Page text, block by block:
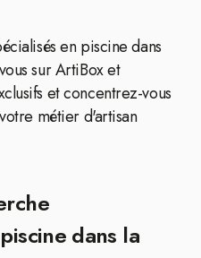
en piscine dans
sur ArtiBox et
et concentrez-vous
métier d'artisan
dans la